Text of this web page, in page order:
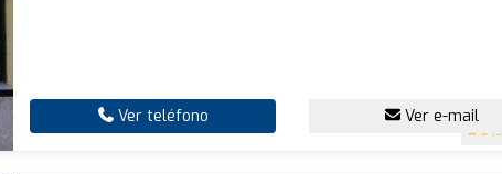
5
Ver teléfono Ver e-mail